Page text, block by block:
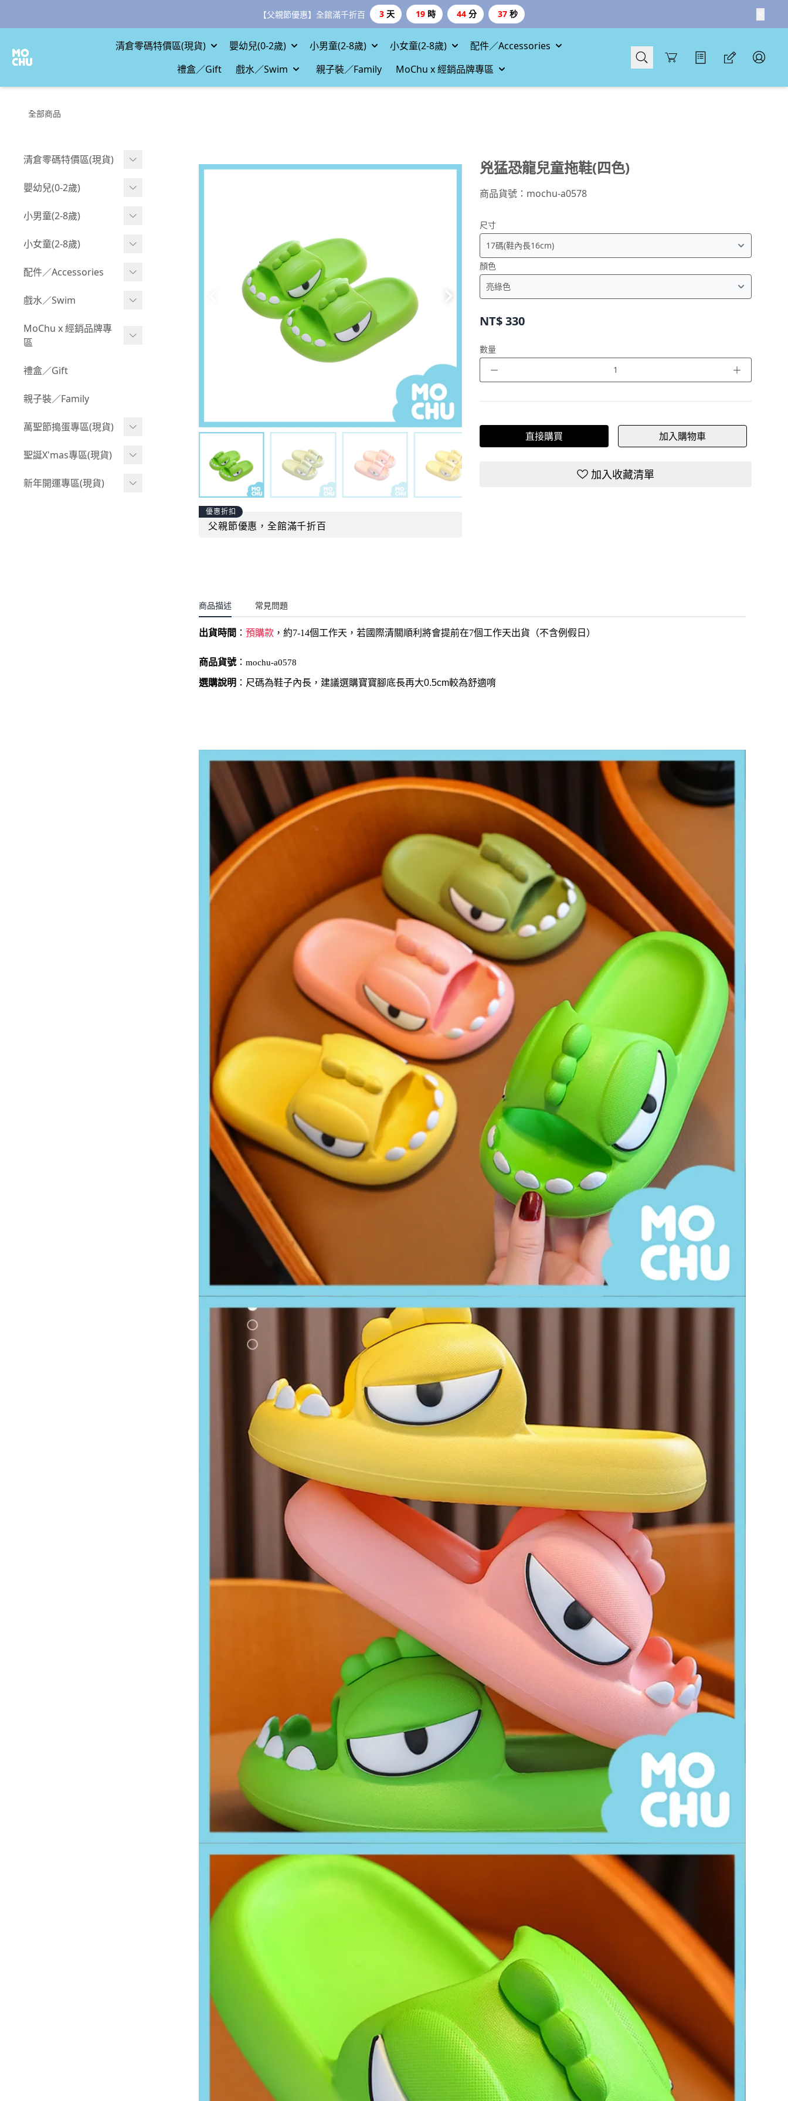
【父親節優惠】全館滿千折百 3 天 19 時 44 分 35 秒
清倉零碼特價區(現貨) 嬰幼兒(0-2歲) 小男童(2-8歲) 小女童(2-8歲)
配件／Accessories
禮盒／Gift
戲水／Swim 親子裝／Family MoChu x 經銷品牌專區
Cart
全部商品
清倉零碼特價區(現貨)
現貨.寶寶
現貨.男童
嬰幼兒(0-2歲)
BABY 包屁衣(短袖)
BABY 包屁衣(長袖)
BABY 外套
BABY 上身(短袖)
BABY 下身(短褲)
BABY 下身(長褲)
BABY 套裝(短袖)
BABY 套裝(長袖)
小男童(2-8歲)
Boy 上身(短袖)
Boy 上身(長袖)
Boy 套裝(短袖)
叢林探險系列
小紳士系列
韓國小歐巴
小女童(2-8歲)
Girl 上身(短袖)
Girl 上身(長袖)
Girl 下身(長褲)
Girl 套裝(短袖)
率性牛仔風
夢幻童話系列
小洋裝系列
配件／Accessories
Acc 口水巾
Acc 襪子
Acc 鞋子
Acc 餐具
Acc 寢具
Acc 其他
戲水／Swim
泳裝
泳具
野餐趣
MoChu x 經銷品牌專
區
©Wonchi 台灣 ｜ 兒童軟
©Disney 美國｜嬰兒用品
©風車圖書 台灣｜兒童圖
嘴
禮盒／Gift
親子裝／Family
萬聖節搗蛋專區(現貨)
萬聖造型頭套(3歲以上)
萬聖.嬰幼兒(0-2歲)
聖誕X'mas專區(現貨)
聖誕.嬰幼兒(0-2歲)
新年開運專區(現貨)
優惠折扣
父親節優惠，全館滿千折百
兇猛恐龍兒童拖鞋(四色)
商品貨號： mochu-a0578
尺寸
顏色
NT$330
數量
－ ＋
直接購買 加入購物車
加入收藏清單
商品描述 常見問題
出貨時間 ：預購款 ，約7-14個工作天，若國際清關順利將會提前在7個工作天出貨（不含例假日）
商品貨號：mochu-a0578
選購說明 ：尺碼為鞋子內長，建議選購寶寶腳底長再大0.5cm較為舒適唷